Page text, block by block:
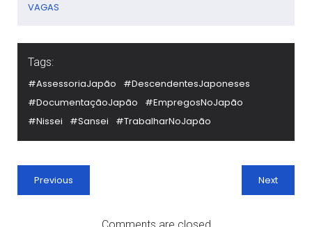
VAGAS
Tags:
#AssessoriaJapão
#DescendentesJaponeses
#DocumentaçãoJapão
#EmpregosNoJapão
#Nissei
#Sansei #TrabalharNoJapão
Previous Next